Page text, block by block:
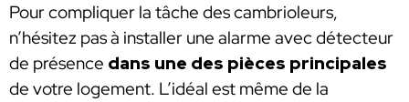
Pour compliquer la tâche des cambrioleurs,
n’hésitez pas à installer une alarme avec détecteur
de présence dans une des pièces principales
de votre logement. L’idéal est même de la